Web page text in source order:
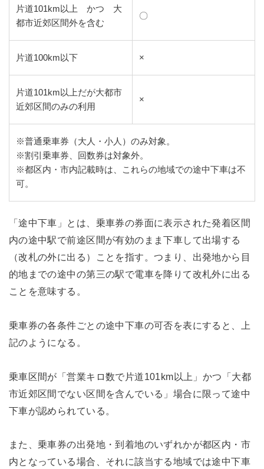
片道101km以上 かつ 大
都市近郊区間外を含む
〇
片道100km以下 ×
片道101km以上だが大都市
近郊区間のみの利用
×
※普通乗車券（大人・小人）のみ対象。
※割引乗車券、回数券は対象外。
※都区内・市内記載時は、これらの地域での途中下車は不
可。
「途中下車」とは、乗車券の券面に表示された発着区間
内の途中駅で前途区間が有効のまま下車して出場する
（改札の外に出る）ことを指す。つまり、出発地から目
的地までの途中の第三の駅で電車を降りて改札外に出る
ことを意味する。
乗車券の各条件ごとの途中下車の可否を表にすると、上
記のようになる。
乗車区間が「営業キロ数で片道101km以上」かつ「大都
市近郊区間でない区間を含んでいる」場合に限って途中
下車が認められている。
また、乗車券の出発地・到着地のいずれかが都区内・市
内となっている場合、それに該当する地域では途中下車